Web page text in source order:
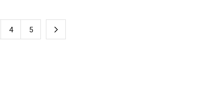
也与外交部持续共享关于쿠팡调查和审议内容的信息"。朱主委对
示歉意。他在地方选举后分享的一条关于首尔市投票结果的帖子中
人感到苦涩。这是盲信吗？盲目吗？还是自我欺骗？"对此，国民
4 5 下